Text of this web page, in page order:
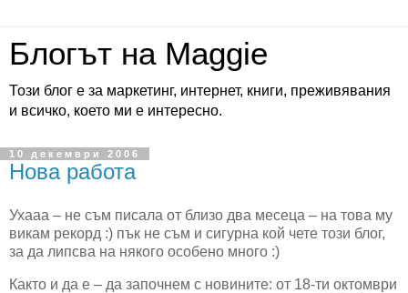
Блогът на Maggie
Този блог е за маркетинг, интернет, книги, преживявания
и всичко, което ми е интересно.
10 декември 2006
Нова работа
Ухааа – не съм писала от близо два месеца – на това му
викам рекорд :) пък не съм и сигурна кой чете този блог,
за да липсва на някого особено много :)
Както и да е – да започнем с новините: от 18-ти октомври